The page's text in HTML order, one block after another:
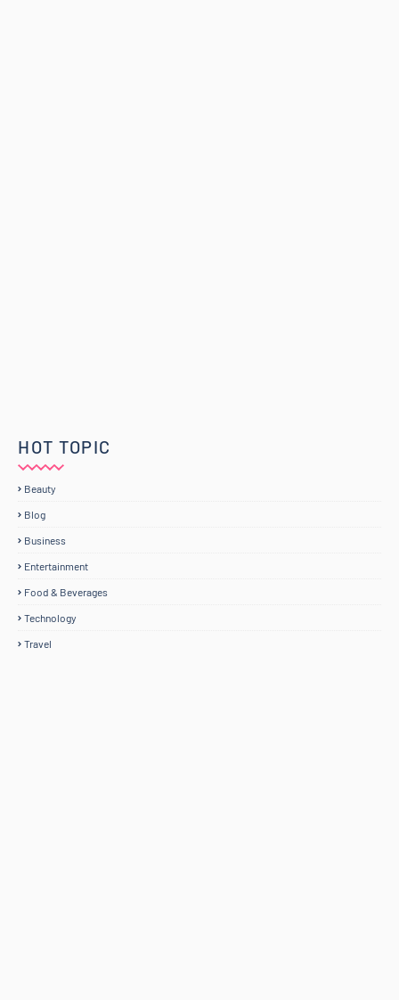
HOT TOPIC
Beauty
Blog
Business
Entertainment
Food & Beverages
Technology
Travel